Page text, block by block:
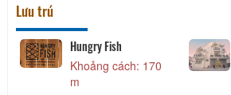
Lưu trú
Hungry Fish
Khoảng cách: 170
m